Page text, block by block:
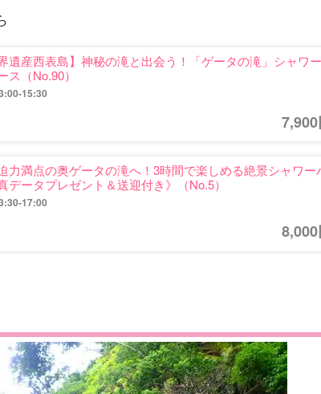
遺産西表島】神秘の滝と出会う！「ゲータの滝」シャワー
ス（No.90）
15:30
7,900
力満点の奥ゲータの滝へ！3時間で楽しめる絶景シャワー
データプレゼント＆送迎付き》（No.5）
17:00
8,000